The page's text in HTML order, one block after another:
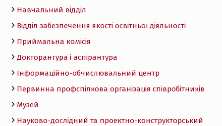
Навчальний відділ
Відділ забезпечення якості освітньої діяльності
Приймальна комісія
Докторантура і аспірантура
Інформаційно-обчислювальний центр
Первинна профспілкова організація співробітників
Музей
Науково-дослідний та проектно-конструкторський